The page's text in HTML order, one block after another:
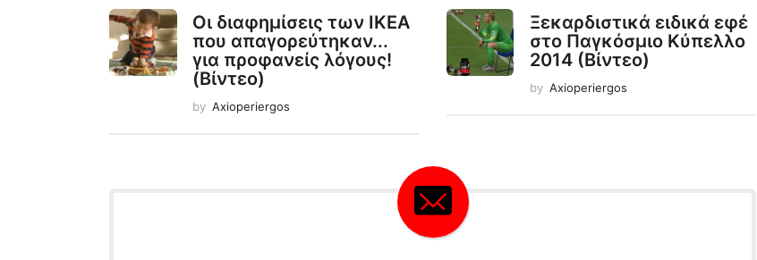
Οι διαφημίσεις των ΙΚΕΑ
που απαγορεύτηκαν...
για προφανείς λόγους!
(Βίντεο)
by Axioperiergos
Ξεκαρδιστικά ειδικά εφέ
στο Παγκόσμιο Κύπελλο
2014 (Βίντεο)
by Axioperiergos